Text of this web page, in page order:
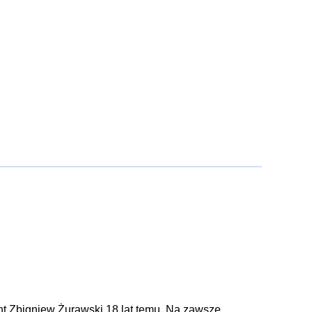
Zbigniew Żurawski 18 lat temu. Na zawsze